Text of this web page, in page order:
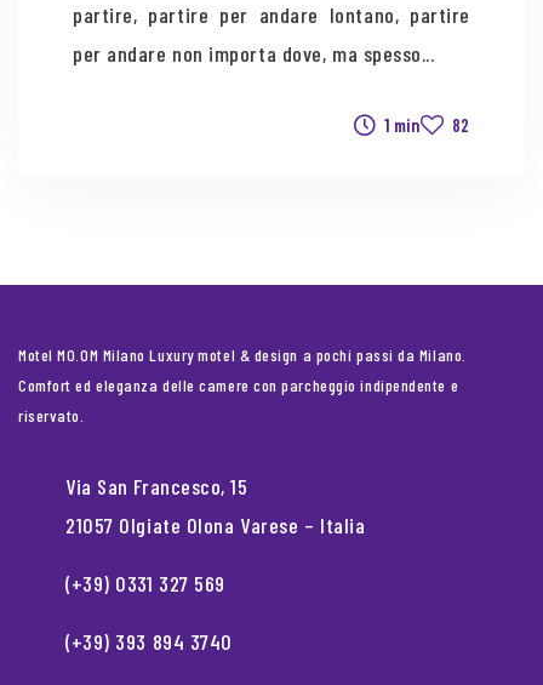
partire, partire per andare lontano, partire
per andare non importa dove, ma spesso...
82
1 min
Motel MO.OM Milano Luxury motel & design a pochi passi da Milano.
Comfort ed eleganza delle camere con parcheggio indipendente e
riservato.
Via San Francesco, 15
21057 Olgiate Olona Varese – Italia
(+39) 0331 327 569
(+39) 393 894 3740